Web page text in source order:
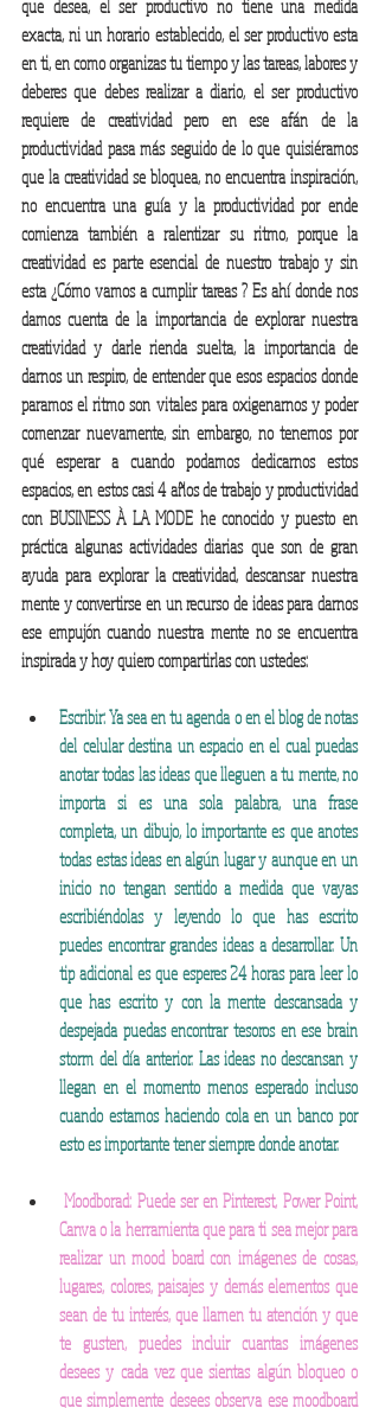
que desea, el ser productivo no tiene una medida
exacta, ni un horario establecido, el ser productivo esta
en ti, en como organizas tu tiempo y las tareas, labores y
deberes que debes realizar a diario, el ser productivo
requiere de creatividad pero en ese afán de la
productividad pasa más seguido de lo que quisiéramos
que la creatividad se bloquea, no encuentra inspiración,
no encuentra una guía y la productividad por ende
comienza también a ralentizar su ritmo, porque la
creatividad es parte esencial de nuestro trabajo y sin
esta ¿Cómo vamos a cumplir tareas ? Es ahí donde nos
damos cuenta de la importancia de explorar nuestra
creatividad y darle rienda suelta, la importancia de
darnos un respiro, de entender que esos espacios donde
paramos el ritmo son vitales para oxigenarnos y poder
comenzar nuevamente, sin embargo, no tenemos por
qué esperar a cuando podamos dedicarnos estos
espacios, en estos casi 4 años de trabajo y productividad
con BUSINESS À LA MODE he conocido y puesto en
práctica algunas actividades diarias que son de gran
ayuda para explorar la creatividad, descansar nuestra
mente y convertirse en un recurso de ideas para darnos
ese empujón cuando nuestra mente no se encuentra
inspirada y hoy quiero compartirlas con ustedes:
Escribir: Ya sea en tu agenda o en el blog de notas
del celular destina un espacio en el cual puedas
anotar todas las ideas que lleguen a tu mente, no
importa si es una sola palabra, una frase
completa, un dibujo, lo importante es que anotes
todas estas ideas en algún lugar y aunque en un
inicio no tengan sentido a medida que vayas
escribiéndolas y leyendo lo que has escrito
puedes encontrar grandes ideas a desarrollar. Un
tip adicional es que esperes 24 horas para leer lo
que has escrito y con la mente descansada y
despejada puedas encontrar tesoros en ese brain
storm del día anterior. Las ideas no descansan y
llegan en el momento menos esperado incluso
cuando estamos haciendo cola en un banco por
esto es importante tener siempre donde anotar.
Moodborad: Puede ser en Pinterest, Power Point,
Canva o la herramienta que para ti sea mejor para
realizar un mood board con imágenes de cosas,
lugares, colores, paisajes y demás elementos que
sean de tu interés, que llamen tu atención y que
te gusten, puedes incluir cuantas imágenes
desees y cada vez que sientas algún bloqueo o
que simplemente desees observa ese moodboard